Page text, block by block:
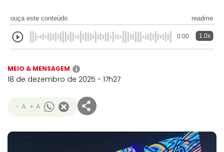
ouça este conteúdo readme
0:00 1.0x
MEIO & MENSAGEM i
18 de dezembro de 2025 - 17h27
- A + A